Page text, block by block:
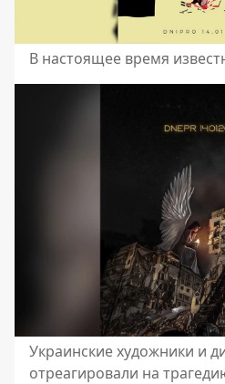
В настоящее время
Украинские художники и
отреагировали на